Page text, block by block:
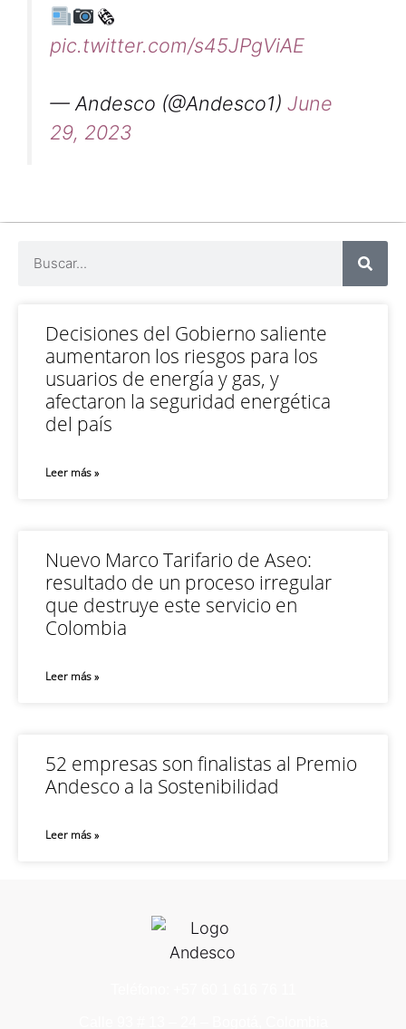
🗞
pic.twitter.com/s45JPgViAE
— Andesco (@Andesco1) June
29, 2023
Decisiones del Gobierno saliente
aumentaron los riesgos para los
usuarios de energía y gas, y
afectaron la seguridad energética
del país
Leer más »
Nuevo Marco Tarifario de Aseo:
resultado de un proceso irregular
que destruye este servicio en
Colombia
Leer más »
52 empresas son finalistas al Premio
Andesco a la Sostenibilidad
Leer más »